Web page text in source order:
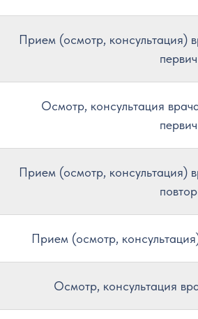
Прием (осмотр, консультация)
Осмотр, консультация
Прием (осмотр, консультация)
Прием (осмотр,
Осмотр, консультация